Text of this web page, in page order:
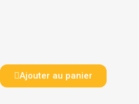
Ajouter au panier